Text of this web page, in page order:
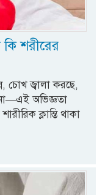
শরীরের
চোখ জ্বালা করছে,
অভিজ্ঞতা
ক্লান্তি থাকা